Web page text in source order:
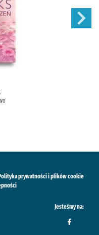
prywatności i plików cookie
Jesteśmy na: